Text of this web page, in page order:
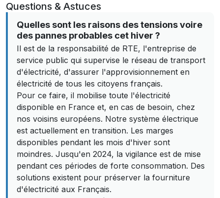
Questions & Astuces
Quelles sont les raisons des tensions voire
des pannes probables cet hiver ?
Il est de la responsabilité de RTE, l'entreprise de
service public qui supervise le réseau de transport
d'électricité, d'assurer l'approvisionnement en
électricité de tous les citoyens français.
Pour ce faire, il mobilise toute l'électricité
disponible en France et, en cas de besoin, chez
nos voisins européens. Notre système électrique
est actuellement en transition. Les marges
disponibles pendant les mois d'hiver sont
moindres. Jusqu'en 2024, la vigilance est de mise
pendant ces périodes de forte consommation. Des
solutions existent pour préserver la fourniture
d'électricité aux Français.